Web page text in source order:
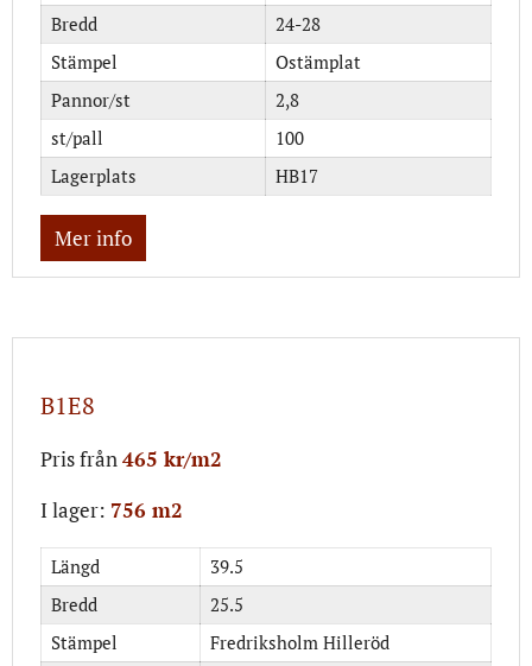
Bredd
24-28
Stämpel
Ostämplat
Pannor/st
2,8
st/pall
100
Lagerplats
HB17
Mer info
B1E8
Pris från 465 kr/m2
I lager: 756 m2
Längd
39.5
Bredd
25.5
Stämpel
Fredriksholm Hilleröd